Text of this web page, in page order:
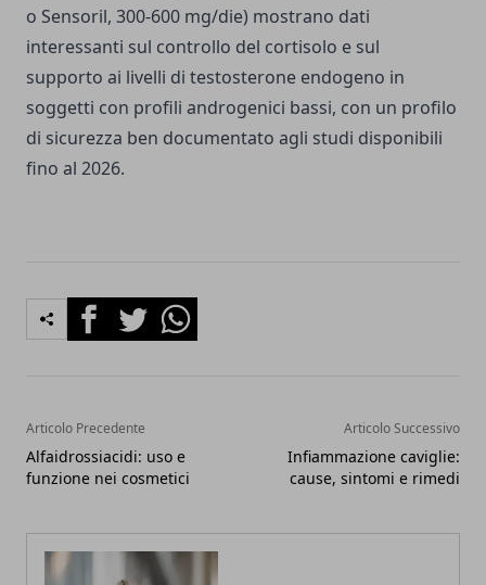
o Sensoril, 300-600 mg/die) mostrano dati
interessanti sul controllo del cortisolo e sul
supporto ai livelli di testosterone endogeno in
soggetti con profili androgenici bassi, con un profilo
di sicurezza ben documentato agli studi disponibili
fino al 2026.
FacebookTwitterWhatsapp
Articolo Precedente
Alfaidrossiacidi: uso e
funzione nei cosmetici
Articolo Successivo
Infiammazione caviglie:
cause, sintomi e rimedi